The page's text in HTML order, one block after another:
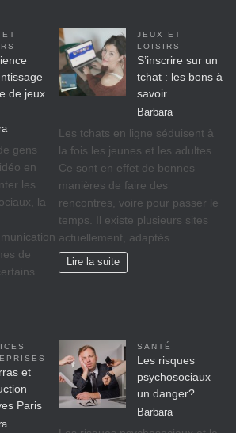
de jeux
gens
en
les
la
de
JEUX ET
LOISIRS
S’inscrire sur un
tchat : les bons à
savoir
Barbara
Les tchats en ligne séduisent à
la fois les jeunes et les adultes.
Ce sont en effet de bonnes
manières de faire des
rencontres, voire pour passer le
temps. Il existe plusieurs sites
actuellement, adaptés…
Lire la suite
et
Paris
SANTÉ
Les risques
psychosociaux
un danger?
Barbara